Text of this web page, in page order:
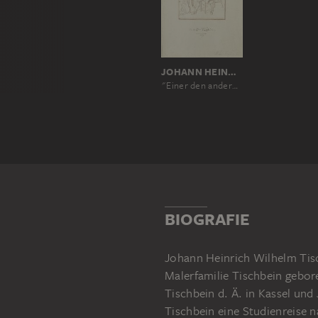
JOHANN HEINRICH WILHELM TISCHBEIN
"Einer den anderen gemalt." Der Künstler mit seinem Bruder Heinrich Jacob Tischbein im Atelier
BIOGRAFIE
Johann Heinrich Wilhelm
Malerfamilie Tischbein
Tischbein d. Ä. in Kassel
Tischbein eine Studienreise